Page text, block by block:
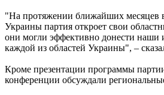
"На протяжении ближайших месяцев
Украины партия откроет свои
они могли эффективно донести наши
каждой из областей Украины", –
Кроме презентации программы
конференции обсуждали